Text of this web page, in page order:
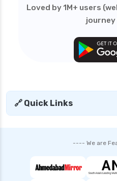
Loved by 1M+ users
🔗 Quick Links
---- We are